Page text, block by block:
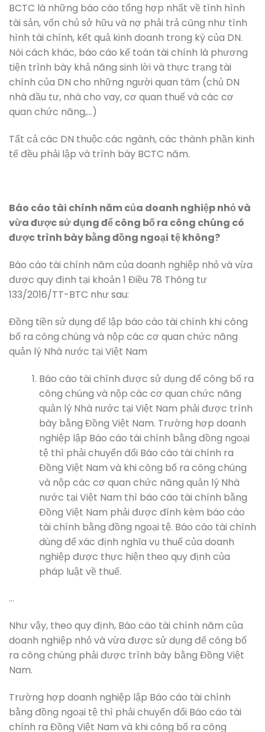
BCTC là những báo cáo tổng hợp nhất về tình hình
tài sản, vốn chủ sở hữu và nợ phải trả cũng như tình
hình tài chính, kết quả kinh doanh trong kỳ của DN.
Nói cách khác, báo cáo kế toán tài chính là phương
tiện trình bày khả năng sinh lời và thực trạng tài
chính của DN cho những người quan tâm (chủ DN
nhà đầu tư, nhà cho vay, cơ quan thuế và các cơ
quan chức năng,…)
Tất cả các DN thuộc các ngành, các thành phần kinh
tế đều phải lập và trình bày BCTC năm.
Báo cáo tài chính năm của doanh nghiệp nhỏ và
vừa được sử dụng để công bố ra công chúng có
được trình bày bằng đồng ngoại tệ không?
Báo cáo tài chính năm của doanh nghiệp nhỏ và vừa
được quy định tại khoản 1 Điều 78 Thông tư
133/2016/TT-BTC như sau:
Đồng tiền sử dụng để lập báo cáo tài chính khi công
bố ra công chúng và nộp các cơ quan chức năng
quản lý Nhà nước tại Việt Nam
Báo cáo tài chính được sử dụng để công bố ra
công chúng và nộp các cơ quan chức năng
quản lý Nhà nước tại Việt Nam phải được trình
bày bằng Đồng Việt Nam. Trường hợp doanh
nghiệp lập Báo cáo tài chính bằng đồng ngoại
tệ thì phải chuyển đổi Báo cáo tài chính ra
Đồng Việt Nam và khi công bố ra công chúng
và nộp các cơ quan chức năng quản lý Nhà
nước tại Việt Nam thì báo cáo tài chính bằng
Đồng Việt Nam phải được đính kèm báo cáo
tài chính bằng đồng ngoại tệ. Báo cáo tài chính
dùng để xác định nghĩa vụ thuế của doanh
nghiệp được thực hiện theo quy định của
pháp luật về thuế.
…
Như vậy, theo quy định, Báo cáo tài chính năm của
doanh nghiệp nhỏ và vừa được sử dụng để công bố
ra công chúng phải được trình bày bằng Đồng Việt
Nam.
Trường hợp doanh nghiệp lập Báo cáo tài chính
bằng đồng ngoại tệ thì phải chuyển đổi Báo cáo tài
chính ra Đồng Việt Nam và khi công bố ra công